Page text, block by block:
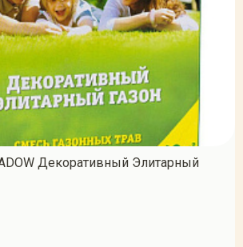
Декоративный Элитарный